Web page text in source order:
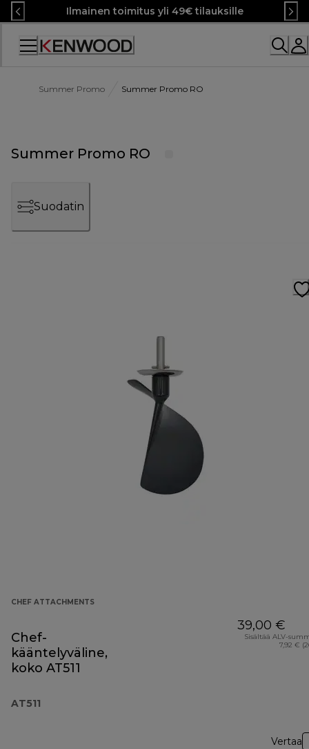
Skip
to
Content
Ilmainen toimitus yli 49€ tilauksille
Summer Promo Summer Promo RO
Summer Promo RO
Suodatin
CHEF ATTACHMENTS
Chef-
kääntelyväline,
koko AT511
AT511
39,00 €
Sisältää ALV-
7,92 €
Vertaa